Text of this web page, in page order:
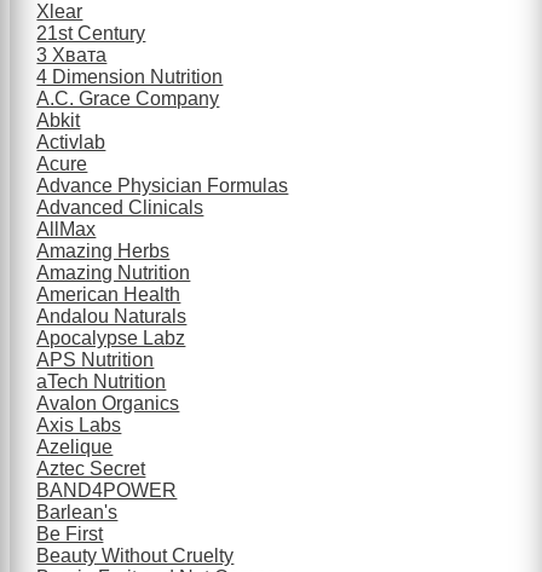
Xlear
21st Century
3 Хвата
4 Dimension Nutrition
A.C. Grace Company
Abkit
Activlab
Acure
Advance Physician Formulas
Advanced Clinicals
AllMax
Amazing Herbs
Amazing Nutrition
American Health
Andalou Naturals
Apocalypse Labz
APS Nutrition
aTech Nutrition
Avalon Organics
Axis Labs
Azelique
Aztec Secret
BAND4POWER
Barlean's
Be First
Beauty Without Cruelty